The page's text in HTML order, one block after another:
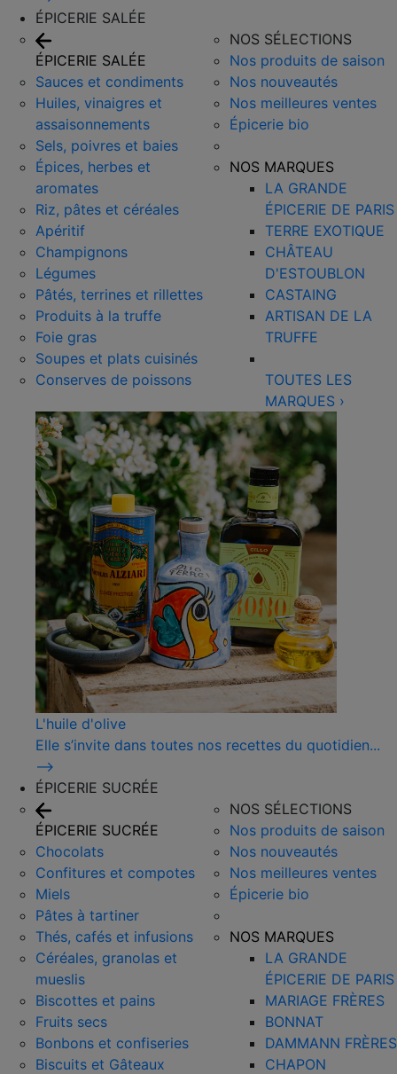
ÉPICERIE SALÉE
ÉPICERIE SALÉE
Sauces et condiments
Huiles, vinaigres et
assaisonnements
Sels, poivres et baies
Épices, herbes et
aromates
Riz, pâtes et céréales
Apéritif
Champignons
Légumes
Pâtés, terrines et rillettes
Produits à la truffe
Foie gras
Soupes et plats cuisinés
Conserves de poissons
NOS SÉLECTIONS
Nos produits de saison
Nos nouveautés
Nos meilleures ventes
Épicerie bio
NOS MARQUES
LA GRANDE
ÉPICERIE DE PARIS
TERRE EXOTIQUE
CHÂTEAU
D'ESTOUBLON
CASTAING
ARTISAN DE LA
TRUFFE
TOUTES LES
MARQUES ›
L'huile d'olive
Elle s’invite dans toutes nos recettes du quotidien...
⟶
ÉPICERIE SUCRÉE
ÉPICERIE SUCRÉE
Chocolats
Confitures et compotes
Miels
Pâtes à tartiner
Thés, cafés et infusions
Céréales, granolas et
mueslis
Biscottes et pains
Fruits secs
Bonbons et confiseries
Biscuits et Gâteaux
NOS SÉLECTIONS
Nos produits de saison
Nos nouveautés
Nos meilleures ventes
Épicerie bio
NOS MARQUES
LA GRANDE
ÉPICERIE DE PARIS
MARIAGE FRÈRES
BONNAT
DAMMANN FRÈRES
CHAPON